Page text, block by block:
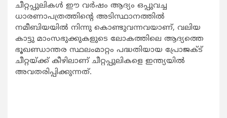
ചീറ്റപ്പുലികള്‍ ഈ വര്‍ഷം ആദ്യം ഒപ്പുവച്ച
ധാരണാപത്രത്തിന്റെ അടിസ്ഥാനത്തില്‍
നമീബിയയില്‍ നിന്നു കൊണ്ടുവന്നവയാണ്, വലിയ
കാട്ടു മാംസഭുക്കുകളുടെ ലോകത്തിലെ ആദ്യത്തെ
ഭൂഖണ്ഡാന്തര സ്ഥലംമാറ്റം പദ്ധതിയായ പ്രോജക്ട്
ചീറ്റയ്ക്ക് കീഴിലാണ് ചീറ്റപ്പുലികളെ ഇന്ത്യയില്‍
അവതരിപ്പിക്കുന്നത്.